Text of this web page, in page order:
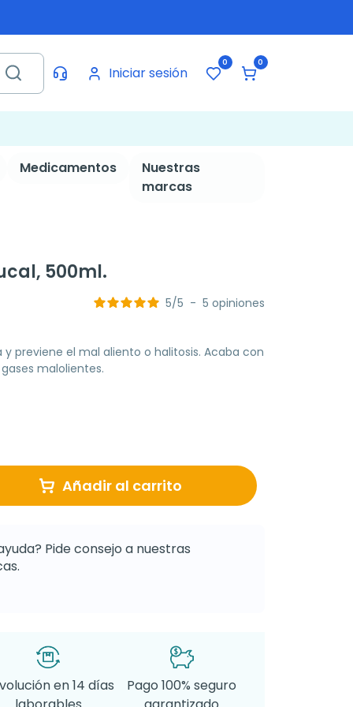
Iniciar sesión
0 0
Medicamentos
Nuestras
marcas
500ml.
5/5 - 5 opiniones
y previene el mal aliento o halitosis. Acaba con
malolientes.
Añadir al carrito
Pide consejo a nuestras
en 14 días
Pago 100% seguro